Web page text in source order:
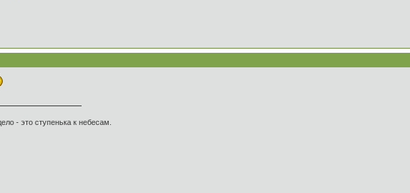
- это ступенька к небесам.